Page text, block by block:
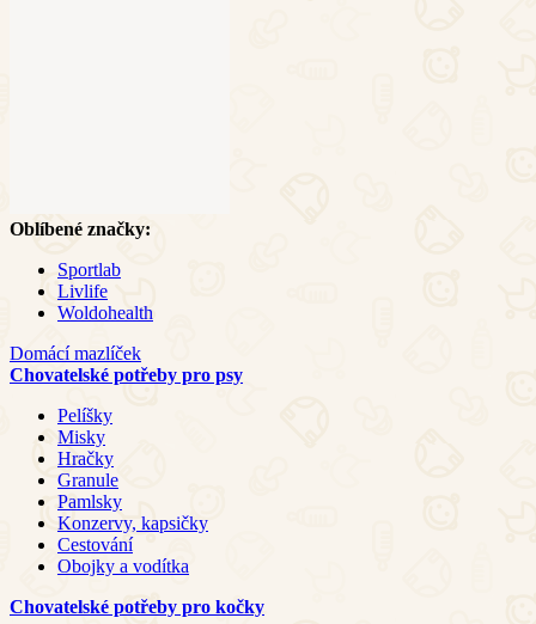
Oblíbené značky:
Sportlab
Livlife
Woldohealth
Domácí mazlíček
Chovatelské potřeby pro psy
Pelíšky
Misky
Hračky
Granule
Pamlsky
Konzervy, kapsičky
Cestování
Obojky a vodítka
Chovatelské potřeby pro kočky